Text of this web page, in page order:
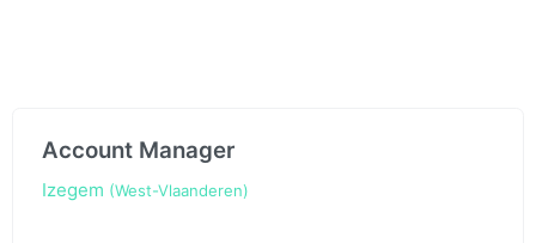
Account Manager
Izegem (West-Vlaanderen)